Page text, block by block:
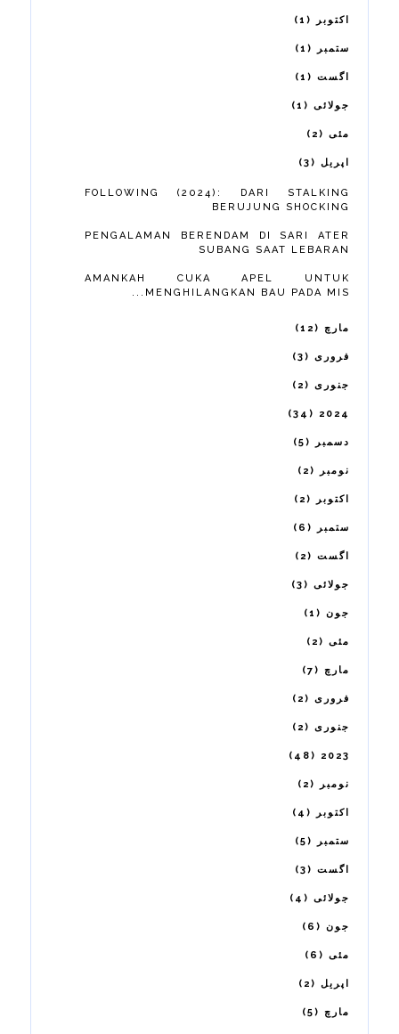
اکتوبر 1
ستمبر 1
اگست 1
جولائی 1
مئی 2
اپریل 3
FOLLOWING (2024): DARI STALKING
BERUJUNG SHOCKING
PENGALAMAN BERENDAM DI SARI ATER
SUBANG SAAT LEBARAN
AMANKAH CUKA APEL UNTUK
MENGHILANGKAN BAU PADA MIS...
مارچ 12
فروری 3
جنوری 2
2024
34
دسمبر 5
نومبر 2
اکتوبر 2
ستمبر 6
اگست 2
جولائی 3
جون 1
مئی 2
مارچ 7
فروری 2
جنوری 2
2023
48
نومبر 2
اکتوبر 4
ستمبر 5
اگست 3
جولائی 4
جون 6
مئی 6
اپریل 2
مارچ 5